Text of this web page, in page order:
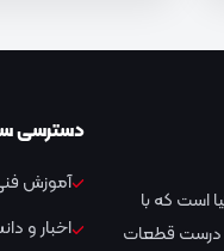
است که با
درست قطعات
دسترسی
آموزش
اخبار و